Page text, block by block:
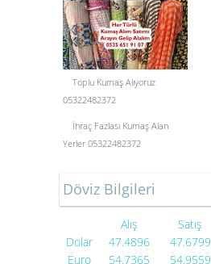
Toplu Kumaş Alıyoruz
05322482372
İhraç Fazlası Kumaş Alan
Yerler 05322482372
Döviz Bilgileri
Alış
Satış
Dolar
47.4896
47.6799
Euro
54.7365 54.9559